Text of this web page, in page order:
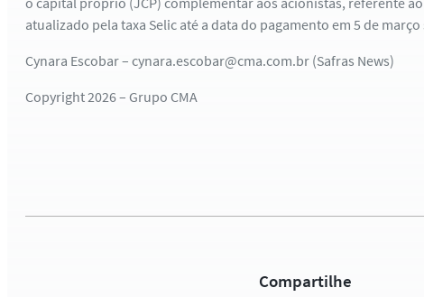
atualizado pela taxa Selic até a data do pagamento em 5 de março
Cynara Escobar – cynara.escobar@cma.com.br (Safras News)
Copyright 2026 – Grupo CMA
Compartilhe